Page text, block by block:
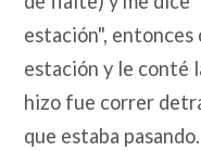
estación", entonces
estación y le conté
hizo fue correr
que estaba